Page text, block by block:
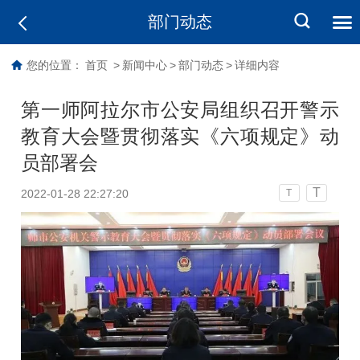
部门动态
您的位置： 首页 > 新闻中心 > 部门动态 > 详细内容
第一师阿拉尔市公安局组织召开警示
教育大会暨贯彻落实《六项规定》动
员部署会
2022-01-28 22:27:20 T T